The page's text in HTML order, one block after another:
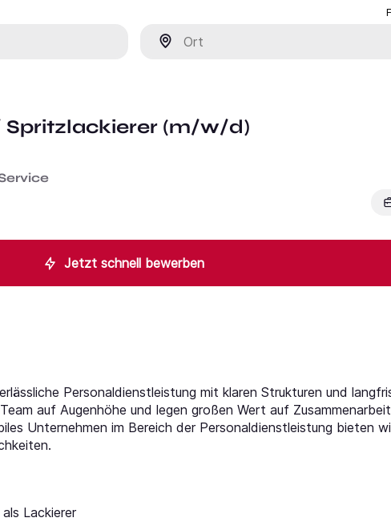
(m/w/d)
Jetzt schnell bewerben
Personaldienstleistung mit klaren Strukturen und
auf Augenhöhe und legen großen Wert auf
Unternehmen im Bereich der Personaldienstleistung bieten
Lackierer